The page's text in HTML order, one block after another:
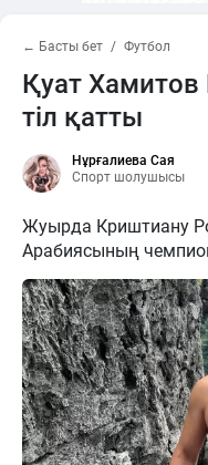
← Басты бет Футбол
Қуат
тіл қатты
Нұрғалиева Сая
Спорт шолушысы
Жуырда Криштиану
Арабиясының